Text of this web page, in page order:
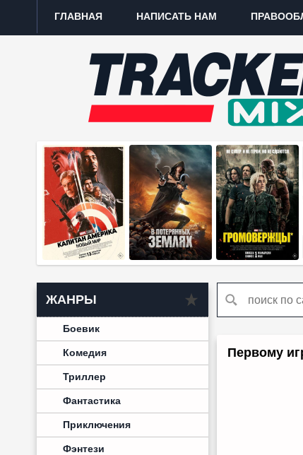
ГЛАВНАЯ НАПИСАТЬ НАМ
ЖАНРЫ
Боевик
Комедия
Триллер
Фантастика
Приключения
Фэнтези
Первому